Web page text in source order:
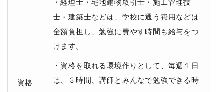
資格
・経理士・宅地建物取引士・施工管理技
士・建築士などは、学校に通う費用などは
全額負担し、勉強に費やす時間も給与をつ
けます。
・資格を取れる環境作りとして、毎週１日
は、３時間、講師とみんなで勉強できる時